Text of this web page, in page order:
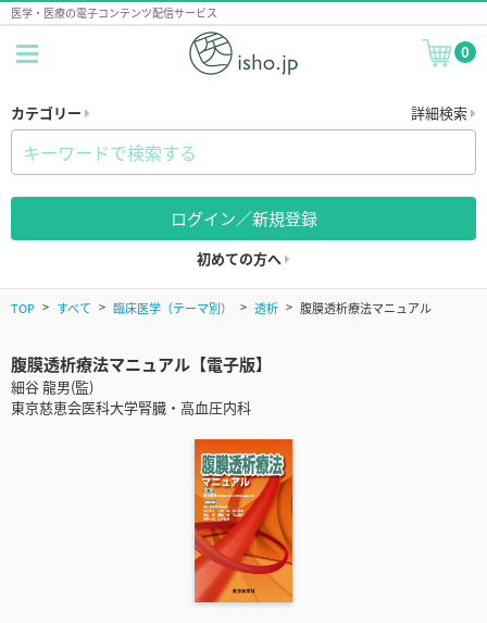
医学・医療の電子コンテンツ配信サービス
0
カテゴリー 詳細検索
ログイン／新規登録
初めての方へ
TOP すべて 臨床医学（テーマ別） 透析 腹膜透析療法マニュアル
腹膜透析療法マニュアル【電子版】
細谷 龍男(監)
東京慈恵会医科大学腎臓・高血圧内科